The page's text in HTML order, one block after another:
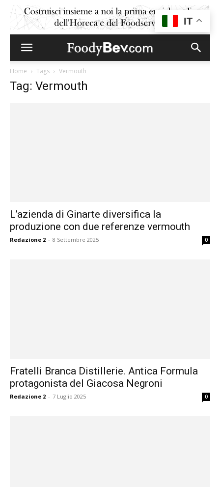
Home Tags Vermouth
Tag: Vermouth
L’azienda di Ginarte diversifica la
produzione con due referenze vermouth
Redazione 2 - 8 Settembre 2025 0
Fratelli Branca Distillerie. Antica Formula
protagonista del Giacosa Negroni
Redazione 2 - 7 Luglio 2025 0
IT